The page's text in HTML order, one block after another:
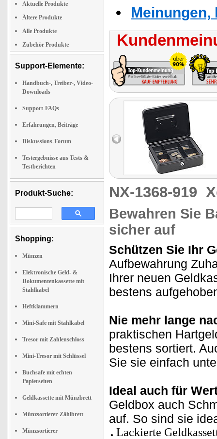
Aktuelle Produkte
Ältere Produkte
Alle Produkte
Zubehör Produkte
Support-Elemente:
Handbuch-, Treiber-, Video-
Downloads
Support-FAQs
Erfahrungen, Beiträge
Diskussions-Forum
Testergebnisse aus Tests &
Testberichten
Produkt-Suche:
Shopping:
Münzen
Elektronische Geld- &
Dokumentenkassette mit
Stahlkabel
Heftklammern
Mini-Safe mit Stahlkabel
Tresor mit Zahlenschloss
Mini-Tresor mit Schlüssel
Buchsafe mit echten
Papierseiten
Geldkassette mit Münzbrett
Münzsortierer-Zählbrett
Münzsortierer
NX-1368-919
Bewahren Sie
sicher auf
Schützen Sie Ihr
Aufbewahrung
Ihrer neuen
bestens
Nie mehr lange
praktischen
bestens sortiert.
Sie sie einfach
Ideal auch für
Geldbox auch
auf. So sind sie
Lackierte